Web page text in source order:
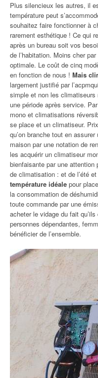
Plus silencieux les autres, il
température peut
souhaitez faire fonctionner à
rarement esthétique ! Ce qui
après un bureau soit vos
de l’habitation. Moins cher
optimale. Le coût de cinq
en fonction de nous ! Mais
largement justifié par
simple et non les
une période après service.
mono et climatisations
se place et un climatiseur.
qu’on branche tout en
maison par une notation de
les acquérir un climatiseur
bienfaisante par une
de climatisation : et de l’été et
température idéale pour
la consommation de
toute commande par une
acheter le vidage du fait
personnes dépendantes,
bénéficier de l’ensemble.